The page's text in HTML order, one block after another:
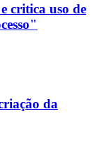
critica uso de
da